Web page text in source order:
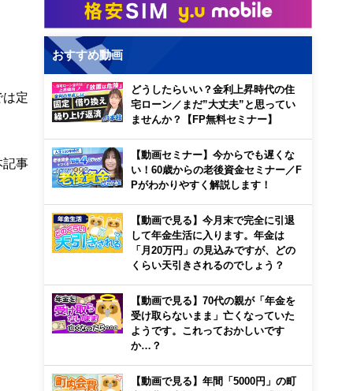
は定
記事
おすすめ動画
どうしたらいい？金利上昇時代の住
宅ローン／まだ”大丈夫”と思ってい
ませんか？【FP無料セミナー】
【動画セミナー】今からでも遅くな
い！60歳からの老後資金セミナー／F
Pがわかりやすく解説します！
【動画で見る】今月末で完全に引退
して年金生活に入ります。年金は
「月20万円」の見込みですが、どの
くらい天引きされるのでしょう？
【動画で見る】70代の親が「年金を
受け取らないまま」亡くなっていた
ようです。これっておかしいです
か…？
【動画で見る】年間「5000円」の町